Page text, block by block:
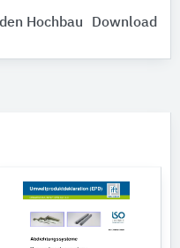
Hochbau Download